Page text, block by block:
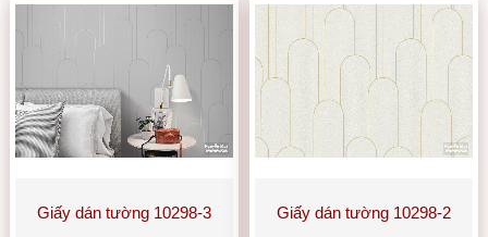
Giấy dán tường 10298-3 Giấy dán tường 10298-2